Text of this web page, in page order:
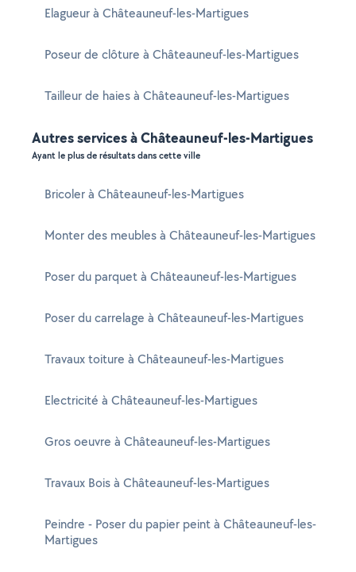
Elagueur à Châteauneuf-les-Martigues
Poseur de clôture à Châteauneuf-les-Martigues
Tailleur de haies à Châteauneuf-les-Martigues
Autres services à Châteauneuf-les-Martigues
Ayant le plus de résultats dans cette ville
Bricoler à Châteauneuf-les-Martigues
Monter des meubles à Châteauneuf-les-Martigues
Poser du parquet à Châteauneuf-les-Martigues
Poser du carrelage à Châteauneuf-les-Martigues
Travaux toiture à Châteauneuf-les-Martigues
Electricité à Châteauneuf-les-Martigues
Gros oeuvre à Châteauneuf-les-Martigues
Travaux Bois à Châteauneuf-les-Martigues
Peindre - Poser du papier peint à Châteauneuf-les-
Martigues